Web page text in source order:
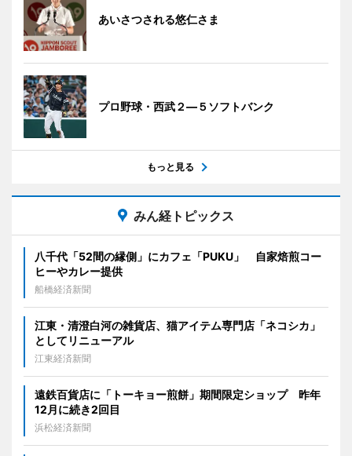
あいさつされる悠仁さま
プロ野球・西武２―５ソフトバンク
もっと見る
みん経トピックス
八千代「52間の縁側」にカフェ「PUKU」 自家焙煎コー
ヒーやカレー提供
船橋経済新聞
江東・清澄白河の雑貨店、猫アイテム専門店「ネコシカ」
としてリニューアル
江東経済新聞
遠鉄百貨店に「トーキョー煎餅」期間限定ショップ 昨年
12月に続き2回目
浜松経済新聞